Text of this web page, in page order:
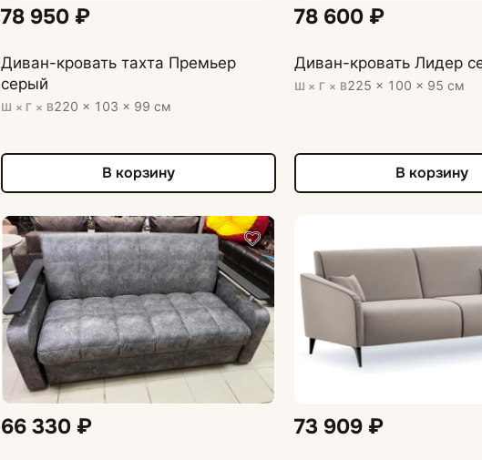
78 950 ₽
Диван-кровать тахта Премьер
серый
Ш × Г × В220 × 103 × 99 см
В корзину
78 600 ₽
Диван-кровать Лидер
Ш × Г × В225 × 100 × 95 см
В корзину
66 330 ₽ 73 909 ₽